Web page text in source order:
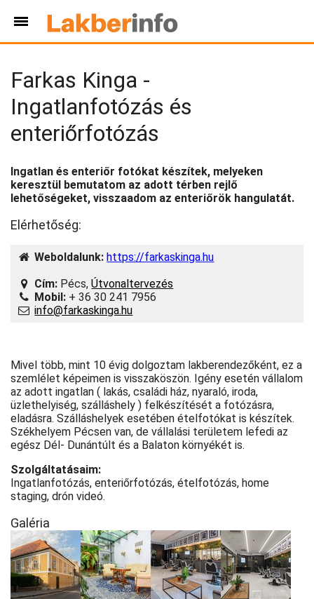
Farkas Kinga -
Ingatlanfotózás és
enteriőrfotózás
Ingatlan és enteriőr fotókat készítek, melyeken
keresztül bemutatom az adott térben rejlő
lehetőségeket, visszaadom az enteriőrök hangulatát.
Elérhetőség:
Weboldalunk: https://farkaskinga.hu
Cím: Pécs,Útvonaltervezés
Mobil: + 36 30 241 7956
info@farkaskinga.hu
Mivel több, mint 10 évig dolgoztam lakberendezőként, ez a
szemlélet képeimen is visszaköszön. Igény esetén vállalom
az adott ingatlan ( lakás, családi ház, nyaraló, iroda,
üzlethelyiség, szálláshely ) felkészítését a fotózásra,
eladásra. Szálláshelyek esetében ételfotókat is készítek.
Székhelyem Pécsen van, de vállalási területem lefedi az
egész Dél- Dunántúlt és a Balaton környékét is.
Szolgáltatásaim:
Ingatlanfotózás, enteriőrfotózás, ételfotózás, home
staging, drón videó.
Galéria